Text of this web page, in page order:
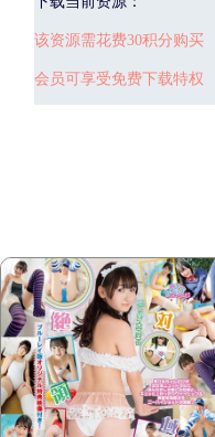
该资源需花费30积分购买
会员可享受免费下载特权